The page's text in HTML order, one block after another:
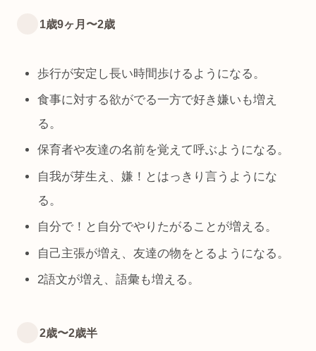
1歳9ヶ月〜2歳
歩行が安定し長い時間歩けるようになる。
食事に対する欲がでる一方で好き嫌いも増え
る。
保育者や友達の名前を覚えて呼ぶようになる。
自我が芽生え、嫌！とはっきり言うようにな
る。
自分で！と自分でやりたがることが増える。
自己主張が増え、友達の物をとるようになる。
2語文が増え、語彙も増える。
2歳〜2歳半